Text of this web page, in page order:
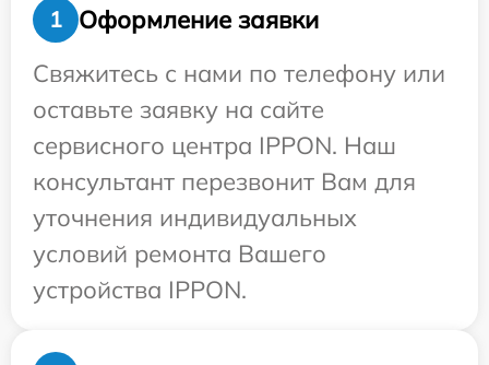
1
Оформление заявки
Свяжитесь с нами по телефону или
оставьте заявку на сайте
сервисного центра IPPON. Наш
консультант перезвонит Вам для
уточнения индивидуальных
условий ремонта Вашего
устройства IPPON.